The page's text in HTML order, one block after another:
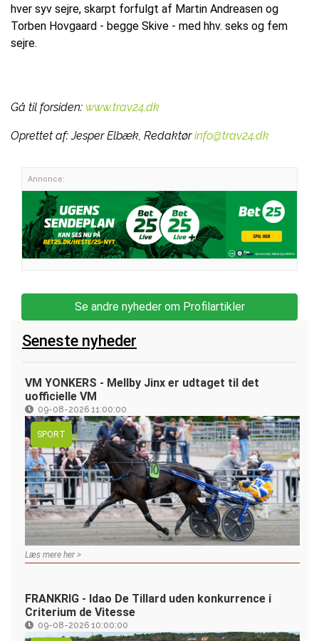
hver syv sejre, skarpt forfulgt af Martin Andreasen og
Torben Hovgaard - begge Skive - med hhv. seks og fem
sejre.
Gå til forsiden: www.trav24.dk
Oprettet af:Jesper Elbæk, Redaktør info@trav24.dk
Annonce:
Se andre nyheder om Profilartikler
Seneste nyheder
VM YONKERS - Mellby Jinx er udtaget til det
uofficielle VM
09-08-2026 11:00:00
SPORT
Læs mere her >
FRANKRIG - Idao De Tillard uden konkurrence i
Criterium de Vitesse
09-08-2026 10:00:00